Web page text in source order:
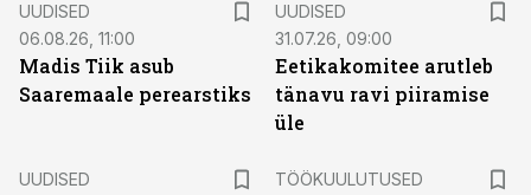
UUDISED
06.08.26, 11:00
Madis Tiik asub
Saaremaale perearstiks
UUDISED
31.07.26, 09:00
Eetikakomitee arutleb
tänavu ravi piiramise
üle
UUDISED
TÖÖKUULUTUSED